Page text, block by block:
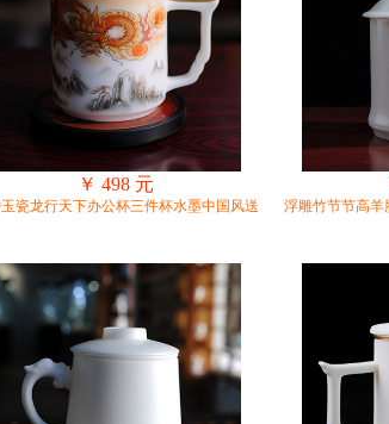
￥ 498 元
瓷龙行天下办公杯三件杯水墨中国风送 浮雕竹节节高羊